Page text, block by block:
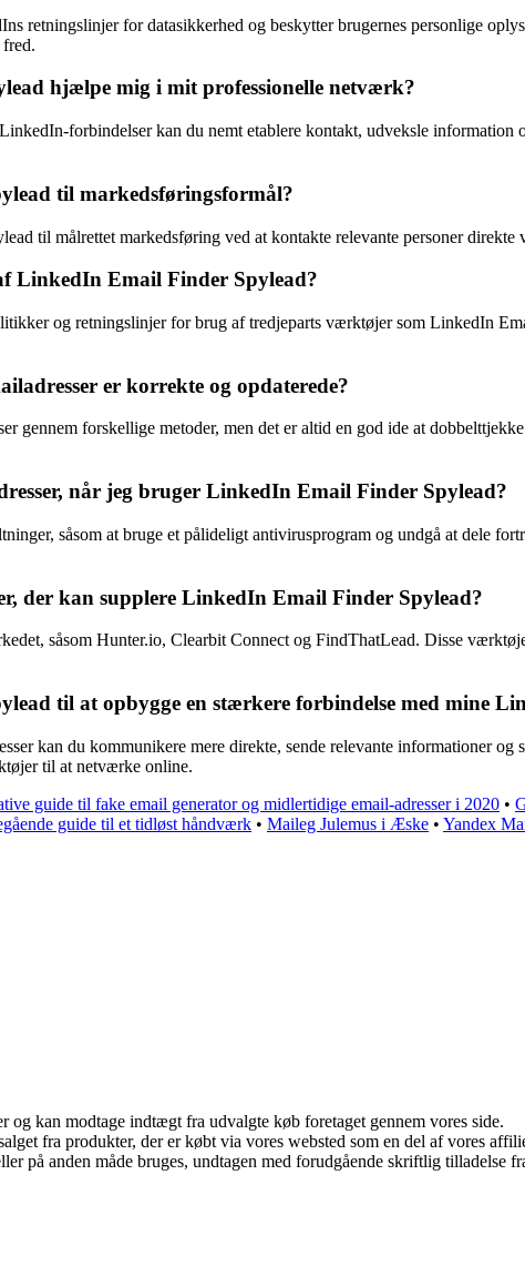
retningslinjer for datasikkerhed og beskytter brugernes personlige
hjælpe mig i mit professionelle netværk?
forbindelser kan du nemt etablere kontakt, udveksle
til markedsføringsformål?
til målrettet markedsføring ved at kontakte relevante personer
LinkedIn Email Finder Spylead?
og retningslinjer for brug af tredjeparts værktøjer som LinkedIn
er korrekte og opdaterede?
gennem forskellige metoder, men det er altid en god ide at
når jeg bruger LinkedIn Email Finder Spylead?
såsom at bruge et pålideligt antivirusprogram og undgå at dele
der kan supplere LinkedIn Email Finder Spylead?
såsom Hunter.io, Clearbit Connect og FindThatLead. Disse
til at opbygge en stærkere forbindelse med mine
kan du kommunikere mere direkte, sende relevante informationer
til at netværke online.
guide til fake email generator og midlertidige email-adresser i 2020 •
guide til et tidløst håndværk • Maileg Julemus i Æske • Yandex
kan modtage indtægt fra udvalgte køb foretaget gennem vores side.
fra produkter, der er købt via vores websted som en del af vores
på anden måde bruges, undtagen med forudgående skriftlig tilladelse